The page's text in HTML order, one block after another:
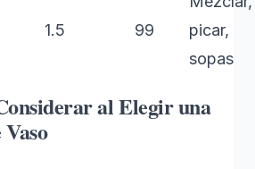
1.5 99
picar,
sopas
al Elegir una